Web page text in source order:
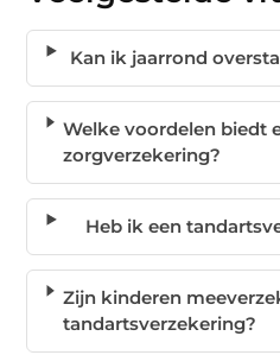
Kan ik jaarrond
Welke voordelen biedt
zorgverzekering?
Heb ik een
Zijn kinderen
tandartsverzekering?